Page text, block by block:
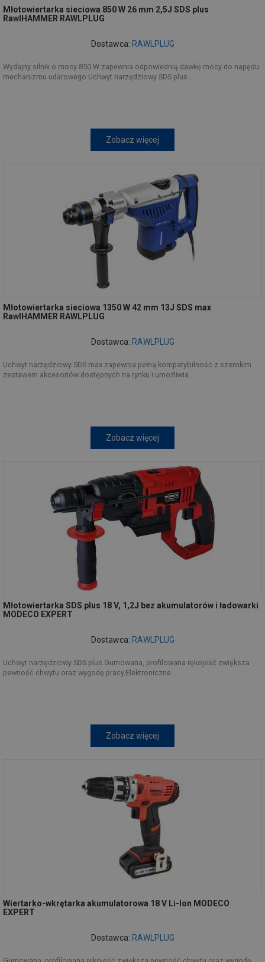
Młotowiertarka sieciowa 850 W 26 mm 2,5J SDS plus
RawlHAMMER RAWLPLUG
Dostawca: RAWLPLUG
Wydajny silnik o mocy 850 W zapewnia odpowiednią dawkę mocy do napędu
mechanizmu udarowego.Uchwyt narzędziowy SDS plus...
Zobacz więcej
Młotowiertarka sieciowa 1350 W 42 mm 13J SDS max
RawlHAMMER RAWLPLUG
Dostawca: RAWLPLUG
Uchwyt narzędziowy SDS max zapewnia pełną kompatybilność z szerokim
zestawem akcesoriów dostępnych na rynku i umożliwia...
Zobacz więcej
Młotowiertarka SDS plus 18 V, 1,2J bez akumulatorów i ładowarki
MODECO EXPERT
Dostawca: RAWLPLUG
Uchwyt narzędziowy SDS plus.Gumowana, profilowana rękojeść zwiększa
pewność chwytu oraz wygodę pracy.Elektroniczne...
Zobacz więcej
Wiertarko-wkrętarka akumulatorowa 18 V Li-Ion MODECO
EXPERT
Dostawca: RAWLPLUG